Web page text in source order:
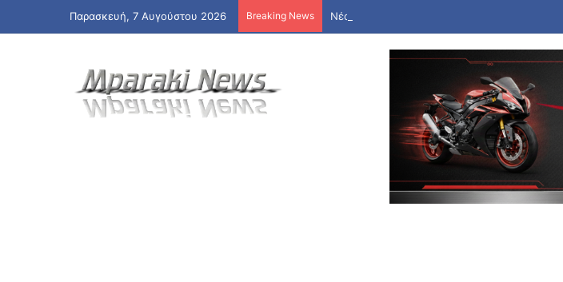
Παρασκευή, 7 Αυγούστου 2026 Breaking News